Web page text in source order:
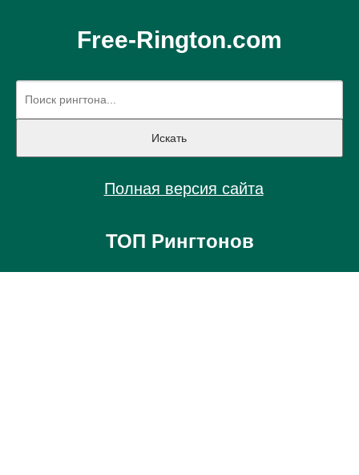
Free-Rington.com
Полная версия сайта
ТОП Рингтонов